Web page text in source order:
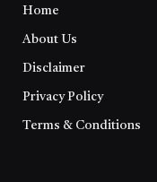
Home
About Us
Disclaimer
Privacy Policy
Terms & Conditions